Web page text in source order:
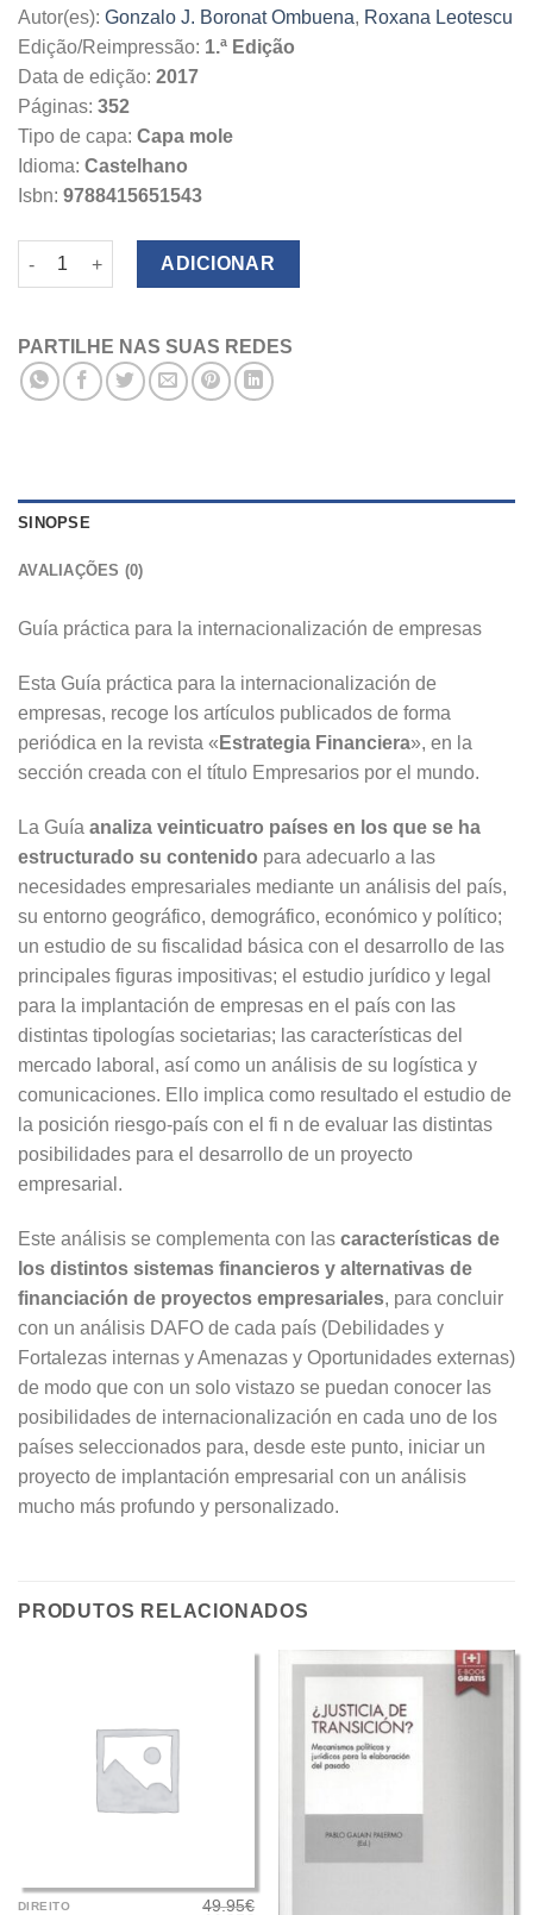
Autor(es): Gonzalo J. Boronat Ombuena, Roxana Leotescu
Edição/Reimpressão: 1.ª Edição
Data de edição: 2017
Páginas: 352
Tipo de capa: Capa mole
Idioma: Castelhano
Isbn: 9788415651543
Quantidade de Guía Práctica para la Internacionalización de
ADICIONAR
PARTILHE NAS SUAS REDES
SINOPSE
AVALIAÇÕES (0)
Guía práctica para la internacionalización de empresas
Esta Guía práctica para la internacionalización de
empresas, recoge los artículos publicados de forma
periódica en la revista « Estrategia Financiera», en la
sección creada con el título Empresarios por el mundo.
La Guía analiza veinticuatro países en los que se ha
estructurado su contenido para adecuarlo a las
necesidades empresariales mediante un análisis del país,
su entorno geográfico, demográfico, económico y político;
un estudio de su fiscalidad básica con el desarrollo de las
principales figuras impositivas; el estudio jurídico y legal
para la implantación de empresas en el país con las
distintas tipologías societarias; las características del
mercado laboral, así como un análisis de su logística y
comunicaciones. Ello implica como resultado el estudio de
la posición riesgo-país con el fi n de evaluar las distintas
posibilidades para el desarrollo de un proyecto
empresarial.
Este análisis se complementa con las características de
los distintos sistemas financieros y alternativas de
financiación de proyectos empresariales, para concluir
con un análisis DAFO de cada país (Debilidades y
Fortalezas internas y Amenazas y Oportunidades externas)
de modo que con un solo vistazo se puedan conocer las
posibilidades de internacionalización en cada uno de los
países seleccionados para, desde este punto, iniciar un
proyecto de implantación empresarial con un análisis
mucho más profundo y personalizado.
PRODUTOS RELACIONADOS
DIREITO 49.95€